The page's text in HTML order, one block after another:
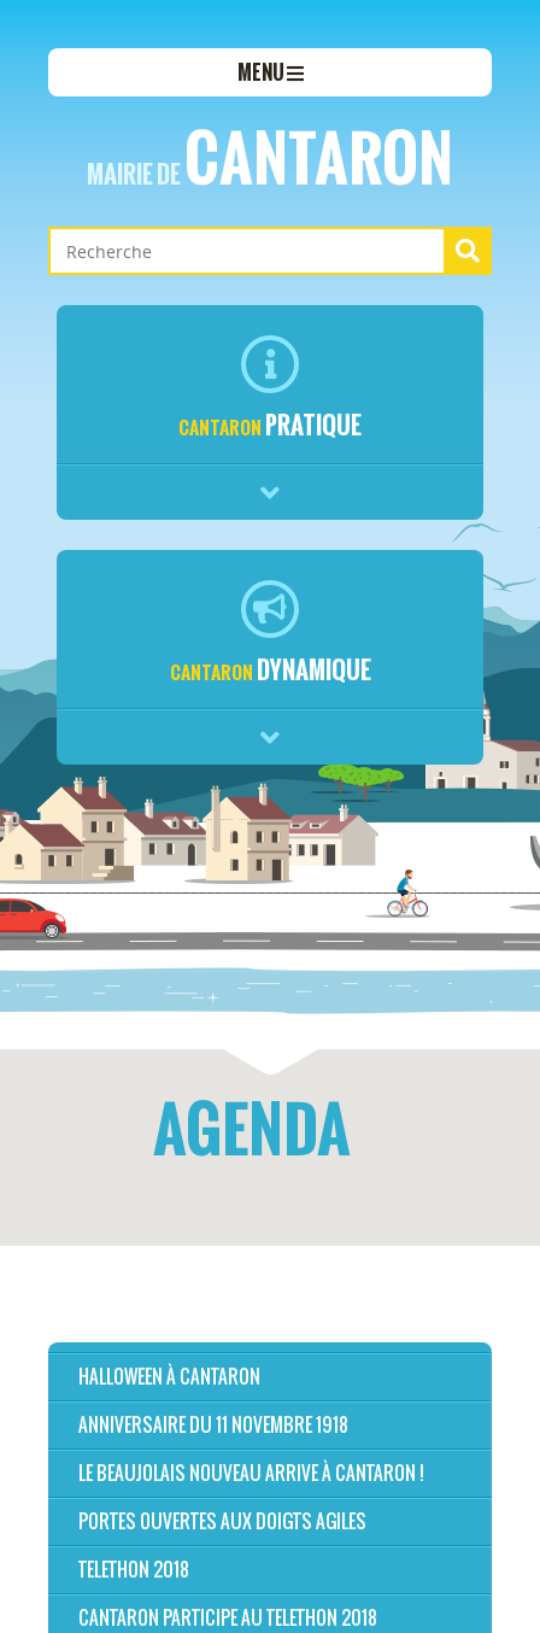
MENU
MAIRIE DECANTARON
CANTARON PRATIQUE
CANTARON DYNAMIQUE
AGENDA
HALLOWEEN À CANTARON
ANNIVERSAIRE DU 11 NOVEMBRE 1918
LE BEAUJOLAIS NOUVEAU ARRIVE À CANTARON !
PORTES OUVERTES AUX DOIGTS AGILES
TELETHON 2018
CANTARON PARTICIPE AU TELETHON 2018